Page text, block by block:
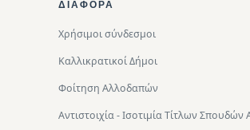
ΔΙΑΦΟΡΑ
Χρήσιμοι σύνδεσμοι
Καλλικρατικοί Δήμοι
Φοίτηση Αλλοδαπών
Αντιστοιχία - Ισοτιμία Τίτλων